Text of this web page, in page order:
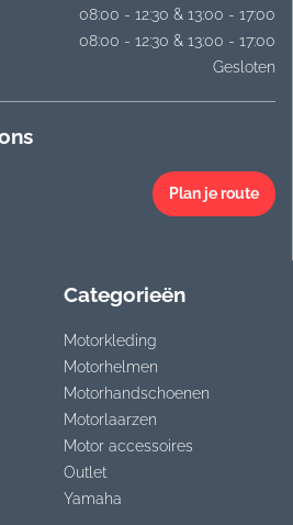
08:00 - 12:30 & 13:00 - 17:00
08:00 - 12:30 & 13:00 - 17:00
Gesloten
Plan je route
Categorieën
Motorkleding
Motorhelmen
Motorhandschoenen
Motorlaarzen
Motor accessoires
Outlet
Yamaha